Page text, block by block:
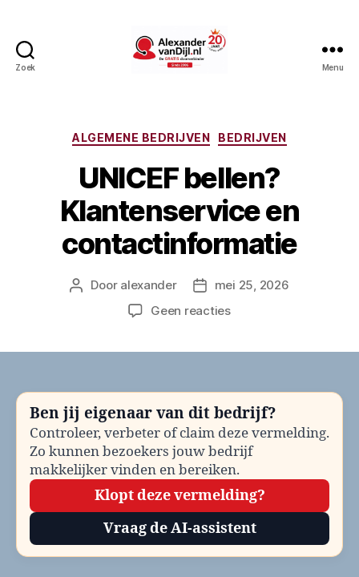
Zoek Menu
Categorieën
ALGEMENE BEDRIJVEN BEDRIJVEN
UNICEF bellen?
Klantenservice en
contactinformatie
Berichtauteur
Door alexander Berichtdatum
mei 25, 2026
Geen reactiesop
contactinformatie
Ben jij eigenaar van dit bedrijf?
Controleer, verbeter of claim deze vermelding.
Zo kunnen bezoekers jouw bedrijf
makkelijker vinden en bereiken.
Klopt deze vermelding?
Vraag de AI-assistent